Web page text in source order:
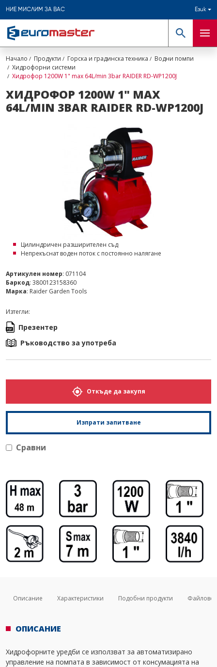
НИЕ МИСЛИМ ЗА ВАС Език
Търсене
Начало Продукти Горска и градинска техника
Водни помпи
Хидрофорни системи
Хидрофор 1200W 1" max 64L/min 3bar RAIDER RD-WP1200J
ХИДРОФОР 1200W 1" MAX
64L/MIN 3BAR RAIDER RD-WP1200J
Цилиндричен разширителен съд
Непрекъснат воден поток с постоянно налягане
Артикулен номер: 071104
Баркод: 3800123158360
Марка: Raider Garden Tools
Изтегли:
Презентер
Ръководство за употреба
Откъде да закупя
Изпрати запитване
Сравни
Описание Характеристики Подобни продукти Файлове
ОПИСАНИЕ
Хидрофорните уредби се използват за автоматизирано
управление на помпата в зависимост от консумацията на